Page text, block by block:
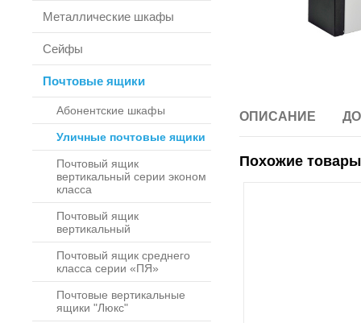
Металлические шкафы
Сейфы
Почтовые ящики
Абонентские шкафы
Уличные почтовые ящики
Почтовый ящик
вертикальный серии эконом
класса
Почтовый ящик
вертикальный
Почтовый ящик среднего
класса серии «ПЯ»
Почтовые вертикальные
ящики "Люкс"
ОПИСАНИЕ
Похожие